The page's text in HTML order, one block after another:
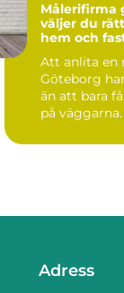
Målerifirma
väljer du
hem och
Att anlita en
Göteborg
än att bara
på
Adress